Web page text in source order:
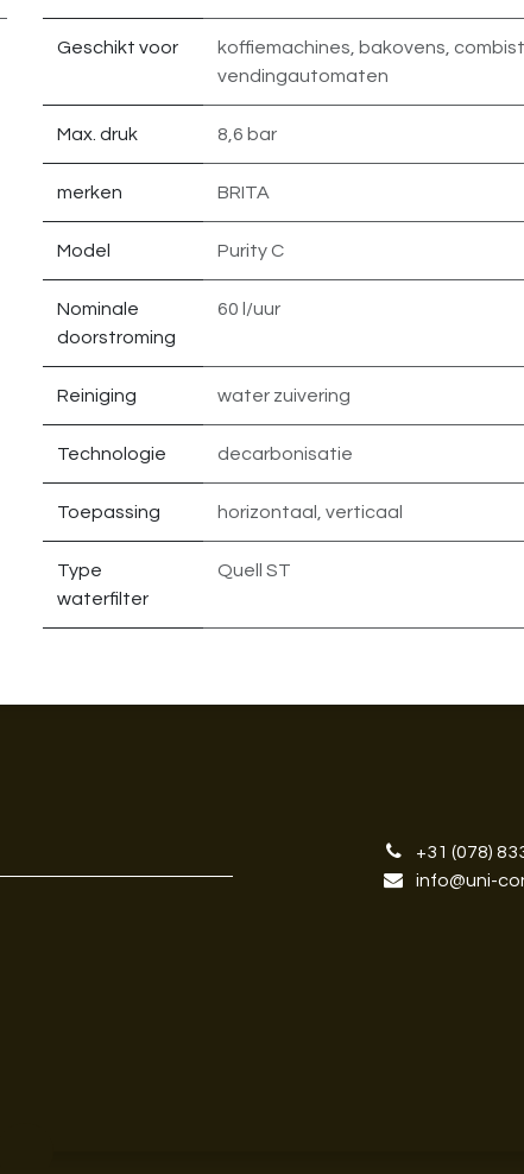
Geschikt voor koffiemachines bakovens
vendingautomaten
Max. druk 8,6 bar
merken BRITA
Model Purity C
Nominale
doorstroming
60 l/uur
Reiniging water zuivering
Technologie decarbonisatie
Toepassing horizontaal verticaal
Type
waterfilter
Quell ST
+31 (078)
info@uni-